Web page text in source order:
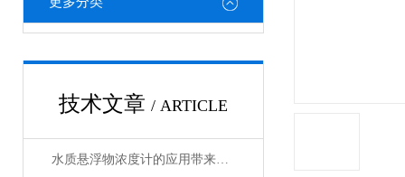
技术文章 / ARTICLE
水质悬浮物浓度计的应用带来了诸多好处